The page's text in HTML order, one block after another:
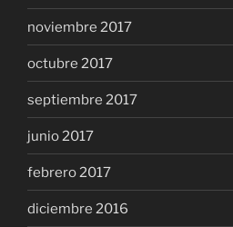
noviembre 2017
octubre 2017
septiembre 2017
junio 2017
febrero 2017
diciembre 2016